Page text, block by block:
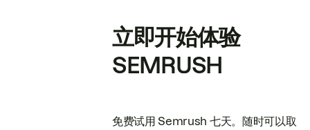
立即开始体验
SEMRUSH
免费试用 Semrush 七天。随时可以取